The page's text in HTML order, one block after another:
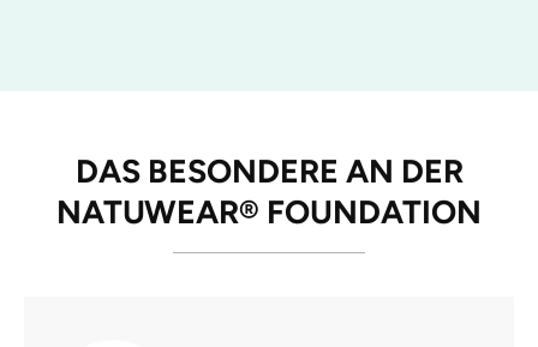
DAS BESONDERE AN DER
NATUWEAR® FOUNDATION